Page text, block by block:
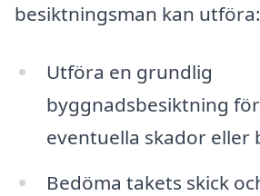
besiktningsman kan utföra:
Utföra en grundlig
byggnadsbesiktning
eventuella skador eller
Bedöma takets skick